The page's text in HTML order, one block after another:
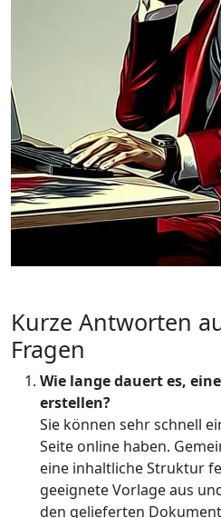
Kurze Antworten
Fragen
Wie lange dauert es,
erstellen?
Sie können sehr schnell
Seite online haben.
eine inhaltliche Struktur
geeignete Vorlage aus
den gelieferten